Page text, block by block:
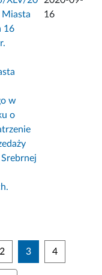
Miasta
16
w
o
16
2 3 4